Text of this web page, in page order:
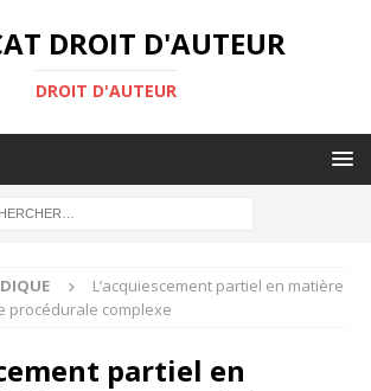
DROIT D'AUTEUR
DROIT D'AUTEUR
L’acquiescement partiel en matière
procédurale complexe
partiel en